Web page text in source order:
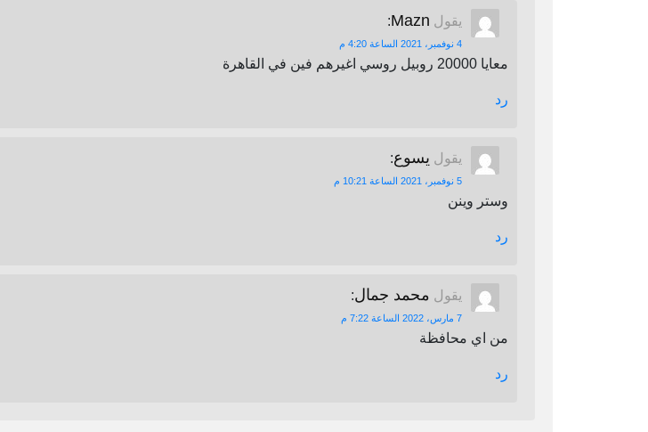
يقول Mazn
:
4 نوفمبر، 2021 الساعة 4:20 م
معايا 20000 روبيل روسي اغيرهم فين في القاهرة
رد
يقول يسوع:
5 نوفمبر، 2021 الساعة 10:21 م
وستر وينن
رد
يقول محمد جمال:
7 مارس، 2022 الساعة 7:22 م
من اي محافظة
رد